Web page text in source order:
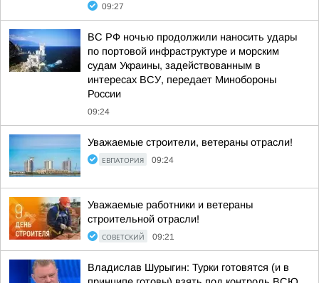
09:27
ВС РФ ночью продолжили наносить удары
по портовой инфраструктуре и морским
судам Украины, задействованным в
интересах ВСУ, передает Минобороны
России
09:24
Уважаемые строители, ветераны отрасли!
ЕВПАТОРИЯ 09:24
Уважаемые работники и ветераны
строительной отрасли!
СОВЕТСКИЙ 09:21
Владислав Шурыгин: Турки готовятся (и в